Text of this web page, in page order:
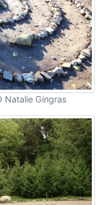
Natalie Gingras